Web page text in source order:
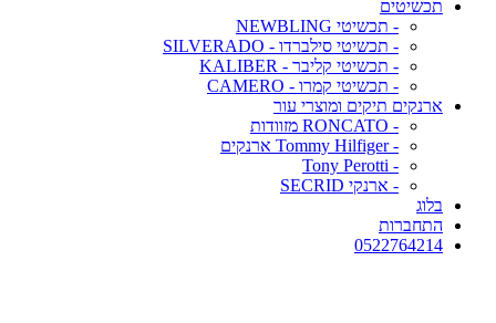
תכשיטים
- תכשיטי NEWBLING
- תכשיטי סילברדו - SILVERADO
- תכשיטי קליבר - KALIBER
- תכשיטי קמרו - CAMERO
ארנקים תיקים ומוצרי עור
- RONCATO מזוודות
- Tommy Hilfiger ארנקים
- Tony Perotti
- ארנקי SECRID
בלוג
התחברות
0522764214